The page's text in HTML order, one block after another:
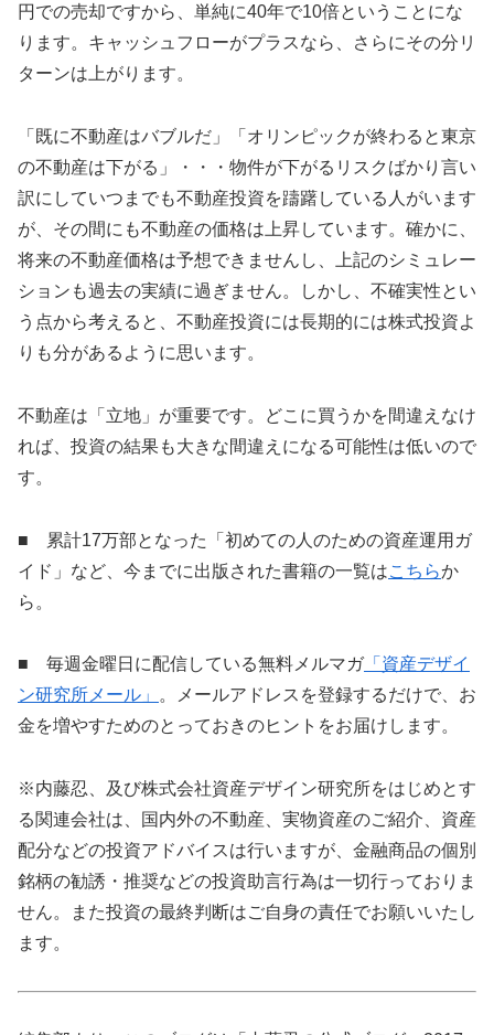
円での売却ですから、単純に40年で10倍ということにな
ります。キャッシュフローがプラスなら、さらにその分リ
ターンは上がります。
「既に不動産はバブルだ」「オリンピックが終わると東京
の不動産は下がる」・・・物件が下がるリスクばかり言い
訳にしていつまでも不動産投資を躊躇している人がいます
が、その間にも不動産の価格は上昇しています。確かに、
将来の不動産価格は予想できませんし、上記のシミュレー
ションも過去の実績に過ぎません。しかし、不確実性とい
う点から考えると、不動産投資には長期的には株式投資よ
りも分があるように思います。
不動産は「立地」が重要です。どこに買うかを間違えなけ
れば、投資の結果も大きな間違えになる可能性は低いので
す。
■ 累計17万部となった「初めての人のための資産運用ガ
イド」など、今までに出版された書籍の一覧はこちらか
ら。
■ 毎週金曜日に配信している無料メルマガ「資産デザイ
ン研究所メール」 。メールアドレスを登録するだけで、お
金を増やすためのとっておきのヒントをお届けします。
※内藤忍、及び株式会社資産デザイン研究所をはじめとす
る関連会社は、国内外の不動産、実物資産のご紹介、資産
配分などの投資アドバイスは行いますが、金融商品の個別
銘柄の勧誘・推奨などの投資助言行為は一切行っておりま
せん。また投資の最終判断はご自身の責任でお願いいたし
ます。